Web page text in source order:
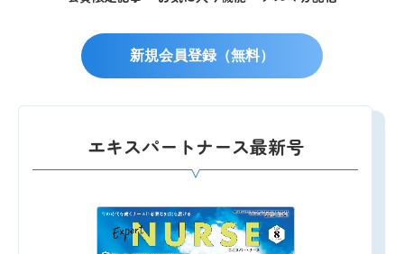
新規会員登録（無料）
エキスパートナース最新号